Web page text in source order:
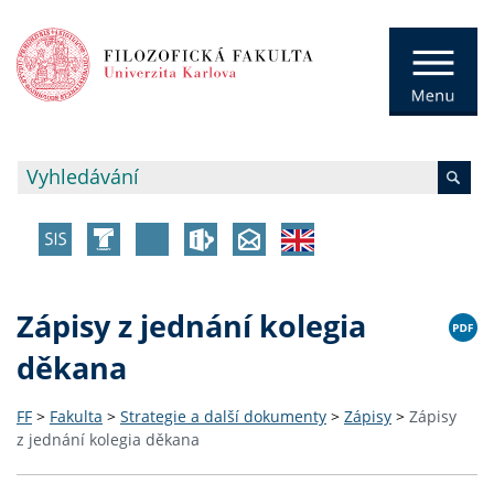
Zápisy z jednání kolegia
děkana
FF > Fakulta > Strategie a další dokumenty > Zápisy > Zápisy
z jednání kolegia děkana